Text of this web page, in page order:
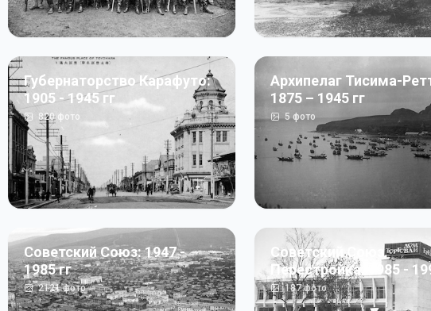
Губернаторство Карафуто:
1905 - 1945 гг
820фото
Архипелаг Тисима-
1875 – 1945 гг
5фото
Советский Союз: 1947 -
1985 гг
2121фото
Советский Союз.
Перестройка: 1985 -
187фото